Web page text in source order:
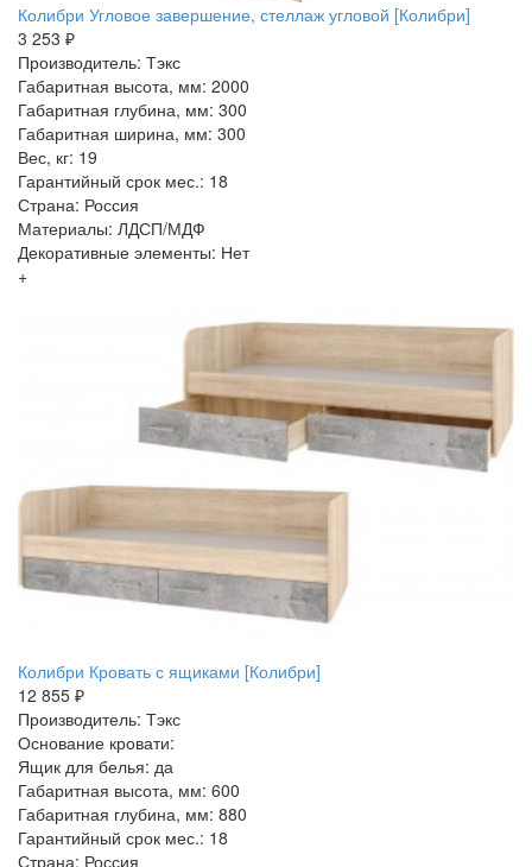
Колибри Угловое завершение, стеллаж угловой [Колибри]
3 253 ₽
Производитель: Тэкс
Габаритная высота, мм: 2000
Габаритная глубина, мм: 300
Габаритная ширина, мм: 300
Вес, кг: 19
Гарантийный срок мес.: 18
Страна: Россия
Материалы: ЛДСП/МДФ
Декоративные элементы: Нет
+
Колибри Кровать с ящиками [Колибри]
12 855 ₽
Производитель: Тэкс
Основание кровати:
Ящик для белья: да
Габаритная высота, мм: 600
Габаритная глубина, мм: 880
Гарантийный срок мес.: 18
Страна: Россия